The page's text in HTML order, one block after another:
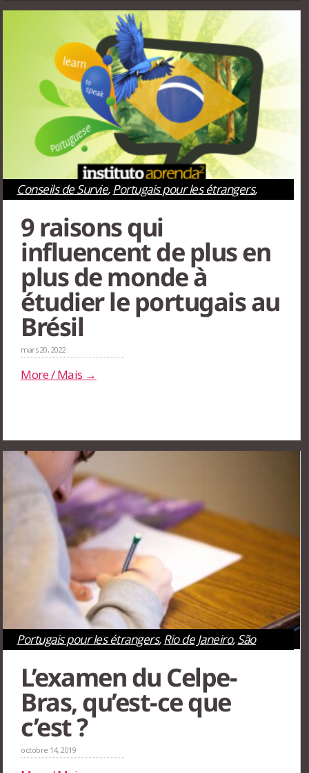
Conseils de Survie, Portugais pour les étrangers,
9 raisons qui
influencent de plus en
plus de monde à
étudier le portugais au
Brésil
mars 20, 2022
More / Mais →
Portugais pour les étrangers,Rio de Janeiro,São
L’examen du Celpe-
Bras, qu’est-ce que
c’est ?
octobre 14, 2019